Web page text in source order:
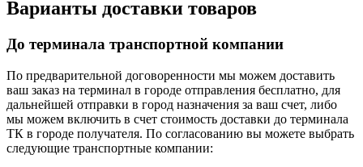
Варианты доставки товаров
До терминала транспортной компании
По предварительной договоренности мы можем доставить
ваш заказ на терминал в городе отправления бесплатно, для
дальнейшей отправки в город назначения за ваш счет, либо
мы можем включить в счет стоимость доставки до терминала
ТК в городе получателя. По согласованию вы можете выбрать
следующие транспортные компании: